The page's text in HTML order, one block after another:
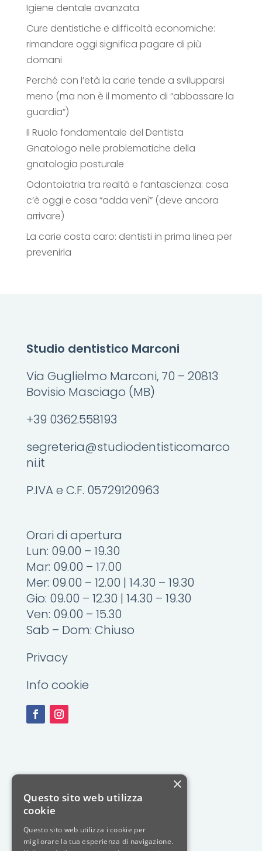
Igiene dentale avanzata
Cure dentistiche e difficoltà economiche:
rimandare oggi significa pagare di più
domani
Perché con l’età la carie tende a svilupparsi
meno (ma non è il momento di “abbassare la
guardia”)
Il Ruolo fondamentale del Dentista
Gnatologo nelle problematiche della
gnatologia posturale
Odontoiatria tra realtà e fantascienza: cosa
c’è oggi e cosa “adda venì” (deve ancora
arrivare)
La carie costa caro: dentisti in prima linea per
prevenirla
Studio dentistico Marconi
Via Guglielmo Marconi, 70 – 20813
Bovisio Masciago (MB)
+39 0362.558193
segreteria@studiodentisticomarco
ni.it
P.IVA e C.F. 05729120963
Orari di apertura
Lun: 09.00 – 19.30
Mar: 09.00 – 17.00
Mer: 09.00 – 12.00 | 14.30 – 19.30
Gio: 09.00 – 12.30 | 14.30 – 19.30
Ven: 09.00 – 15.30
Sab – Dom: Chiuso
Privacy
Info cookie
×
Questo sito web utilizza
cookie
Questo sito web utilizza i cookie per
migliorare la tua esperienza di navigazione.